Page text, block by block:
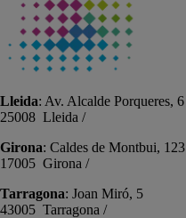
Lleida: Av. Alcalde Porqueres, 6
25008 Lleida /
Girona: Caldes de Montbui, 123
17005 Girona /
Tarragona: Joan Miró, 5
43005 Tarragona /